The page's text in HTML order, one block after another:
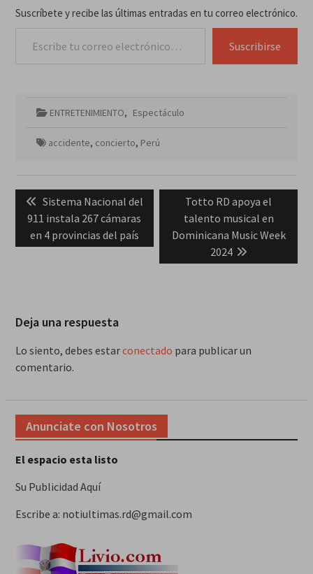
Suscríbete y recibe las últimas entradas en tu correo electrónico.
Suscribirse
ENTRETENIMIENTO, Espectáculo
accidente, concierto, Perú
Navegación
de
entradas
Previous
post:
Sistema Nacional del
911 instala 267 cámaras
en 4 provincias del país
Next
post:
Totto RD apoya el
talento musical en
Dominicana Music Week
2024
Deja una respuesta
Lo siento, debes estarconectado para publicar un
comentario.
Anunciate con Nosotros
El espacio esta listo
Su Publicidad Aquí
Escribe a: notiultimas.rd@gmail.com